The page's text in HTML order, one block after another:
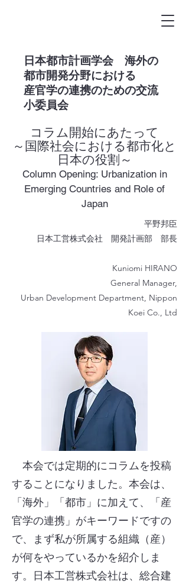
​日本都市計画学会 海外の
都市開発分野における
産官学の連携のための交流
小委員会
コラム開始にあたって
～国際社会における都市化と
日本の役割～
Column Opening: Urbanization in
Emerging Countries and Role of
Japan
平野邦臣
日本工営株式会社 開発計画部 部長
Kuniomi HIRANO
General Manager,
Urban Development Department, Nippon
Koei Co., Ltd
本会では定期的にコラムを投稿
することになりました。本会は、
「海外」「都市」に加えて、「産
官学の連携」がキーワードですの
で、まず私が所属する組織（産）
が何をやっているかを紹介しま
す。日本工営株式会社は、総合建